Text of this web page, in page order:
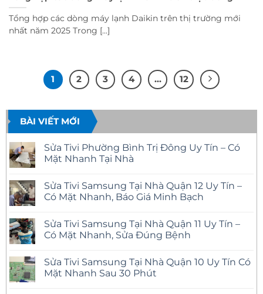
Tổng hợp các dòng máy lạnh Daikin trên thị trường mới
nhất năm 2025 Trong [...]
1 2 3 4 … 12
BÀI VIẾT MỚI
Sửa Tivi Phường Bình Trị Đông Uy Tín – Có
Mặt Nhanh Tại Nhà
bình
luận
ở
Phường
Bình
Trị
Tín
–
Có
Sửa Tivi Samsung Tại Nhà Quận 12 Uy Tín –
Có Mặt Nhanh, Báo Giá Minh Bạch
bình
luận
ở
Samsung
Tại
Nhà
Sửa Tivi Samsung Tại Nhà Quận 11 Uy Tín –
Có Mặt Nhanh, Sửa Đúng Bệnh
bình
luận
ở
Sửa Tivi Samsung Tại Nhà Quận 10 Uy Tín Có
Mặt Nhanh Sau 30 Phút